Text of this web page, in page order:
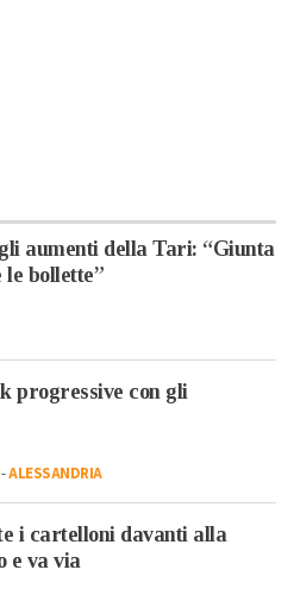
aumenti della Tari: “Giunta
bollette”
progressive con gli
-ALESSANDRIA
i cartelloni davanti alla
e va via